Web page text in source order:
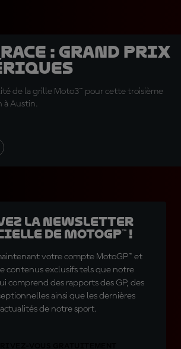
: Grand Prix
de la grille Moto3™ pour cette troisième
à Austin.
la Newsletter
de MotoGP™ !
votre compte MotoGP™ et
contenus exclusifs tels que notre
comprend des rapports des GP, des
ainsi que les dernières
actualités de notre sport.